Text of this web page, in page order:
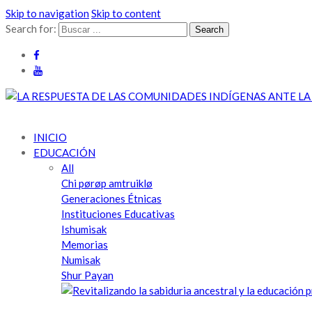
Skip to navigationSkip to content
Search for:
INICIO
EDUCACIÓN
All
Chi pørøp amtruiklø
Generaciones Étnicas
Instituciones Educativas
Ishumisak
Memorias
Numisak
Shur Payan